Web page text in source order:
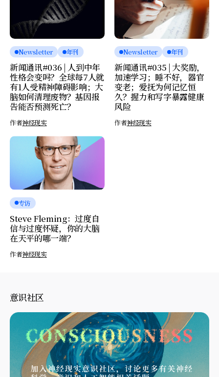
Newsletter 年刊
新闻通讯#036 | 人到中年
性格会变吗？全球每7人就
有1人受精神障碍影响；大
脑如何清理废物？基因报
告能否预测死亡？
作者神经现实
Newsletter 年刊
新闻通讯#035 | 大奖励，
加速学习；睡不好，器官
变老；爱抚为何记忆恒
久？握力和写字暴露健康
风险
作者神经现实
专访
Steve Fleming：过度自
信与过度怀疑，你的大脑
在天平的哪一端？
作者神经现实
意识社区